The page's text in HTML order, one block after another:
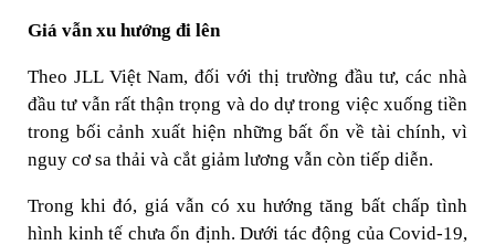
Giá vẫn xu hướng đi lên
Theo JLL Việt Nam, đối với thị trường đầu tư, các nhà
đầu tư vẫn rất thận trọng và do dự trong việc xuống tiền
trong bối cảnh xuất hiện những bất ổn về tài chính, vì
nguy cơ sa thải và cắt giảm lương vẫn còn tiếp diễn.
Trong khi đó, giá vẫn có xu hướng tăng bất chấp tình
hình kinh tế chưa ổn định. Dưới tác động của Covid-19,